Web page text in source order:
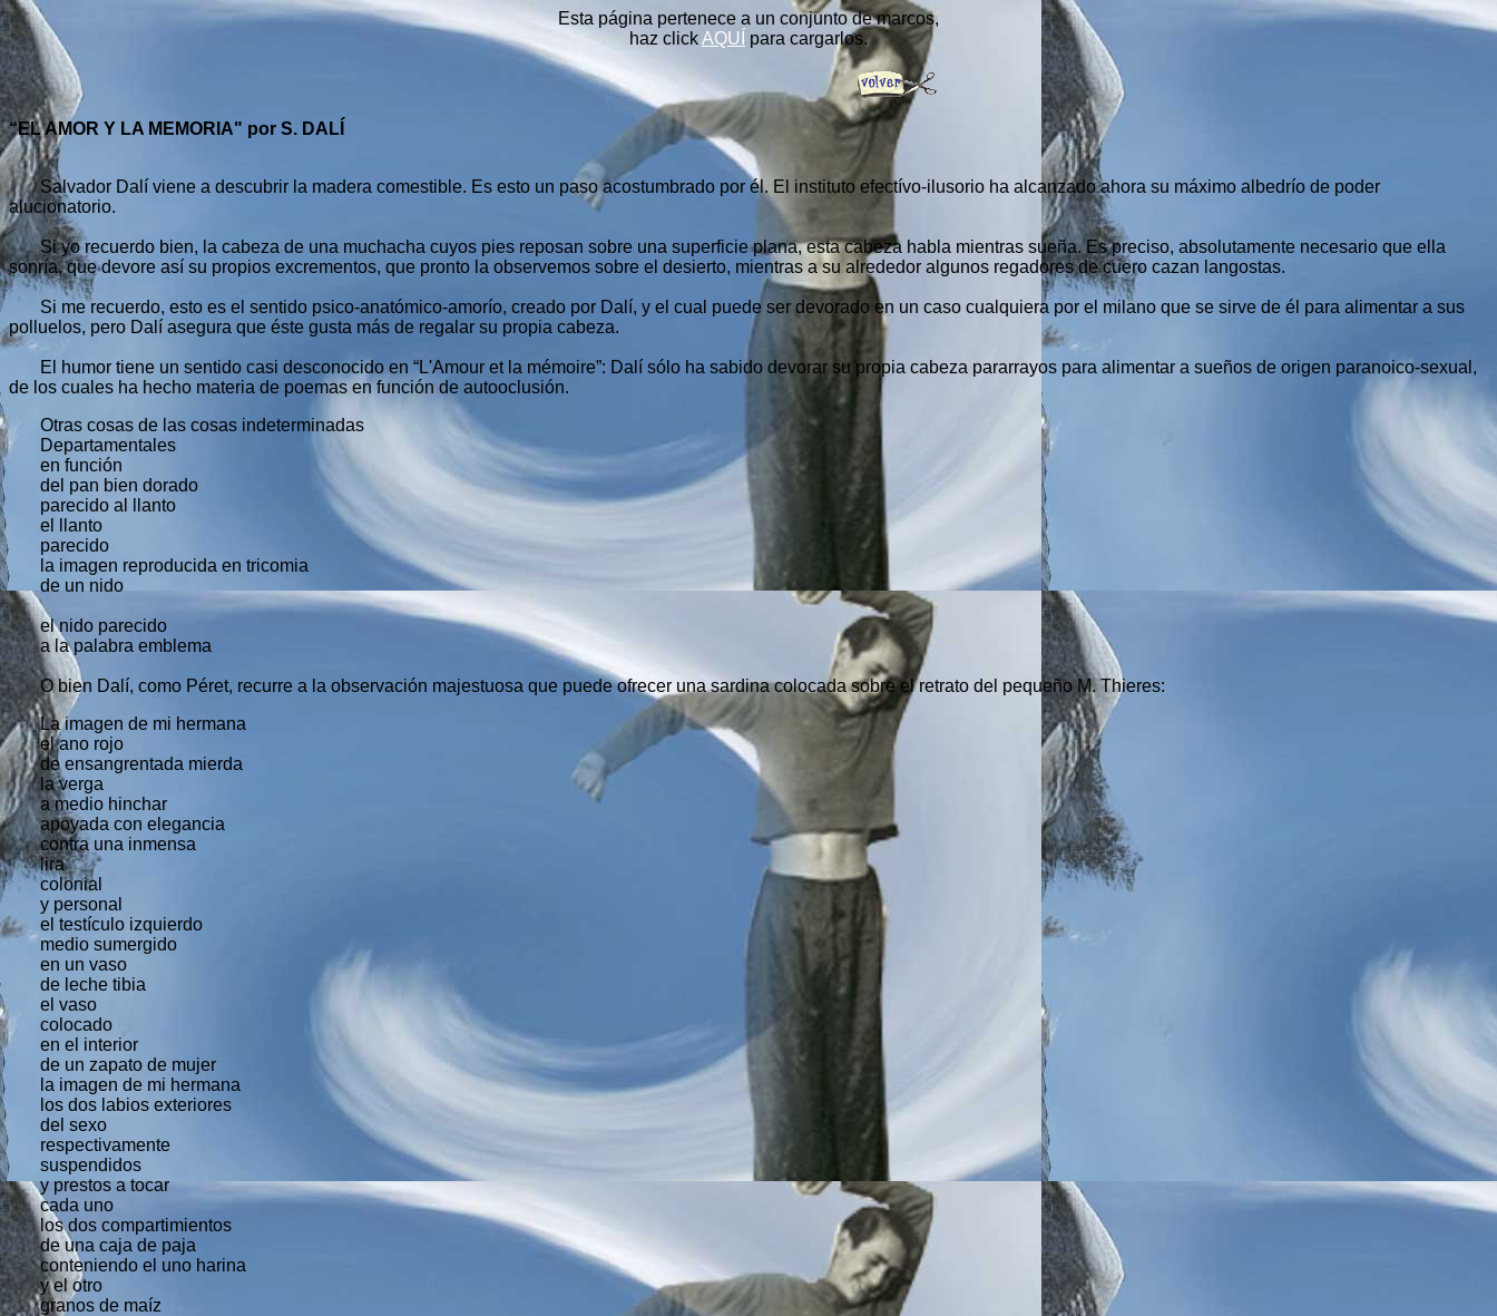
Esta página pertenece a un conjunto de marcos,
haz clickAQUÍ para cargarlos.
“EL AMOR Y LA MEMORIA" por S. DALÍ
Salvador Dalí viene a descubrir la madera comestible. Es esto un paso acostumbrado por él. El instituto efectívo-ilusorio ha alcanzado ahora su máximo albedrío de poder
alucionatorio.
Si yo recuerdo bien, la cabeza de una muchacha cuyos pies reposan sobre una superficie plana, esta cabeza habla mientras sueña. Es preciso, absolutamente necesario que ella
sonría, que devore así su propios excrementos, que pronto la observemos sobre el desierto, mientras a su alrededor algunos regadores de cuero cazan langostas.
Si me recuerdo, esto es el sentido psico-anatómico-amorío, creado por Dalí, y el cual puede ser devorado en un caso cualquiera por el milano que se sirve de él para alimentar a sus
polluelos, pero Dalí asegura que éste gusta más de regalar su propia cabeza.
El humor tiene un sentido casi desconocido en “L'Amour et la mémoire”: Dalí sólo ha sabido devorar su propia cabeza pararrayos para alimentar a sueños de origen paranoico-sexual,
de los cuales ha hecho materia de poemas en función de autooclusión.
Otras cosas de las cosas indeterminadas
Departamentales
en función
del pan bien dorado
parecido al llanto
el llanto
parecido
la imagen reproducida en tricomia
de un nido
el nido parecido
a la palabra emblema
O bien Dalí, como Péret, recurre a la observación majestuosa que puede ofrecer una sardina colocada sobre el retrato del pequeño M. Thieres:
La imagen de mi hermana
el ano rojo
de ensangrentada mierda
la verga
a medio hinchar
apoyada con elegancia
contra una inmensa
lira
colonial
y personal
el testículo izquierdo
medio sumergido
en un vaso
de leche tibia
el vaso
colocado
en el interior
de un zapato de mujer
la imagen de mi hermana
los dos labios exteriores
del sexo
respectivamente
suspendidos
y prestos a tocar
cada uno
los dos compartimientos
de una caja de paja
conteniendo el uno harina
y el otro
granos de maíz